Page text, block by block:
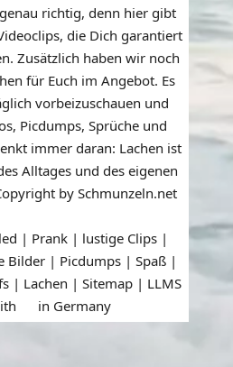
richtig, denn hier gibt
die Dich garantiert
Zusätzlich haben wir noch
für Euch im Angebot. Es
vorbeizuschauen und
Picdumps, Sprüche und
immer daran: Lachen ist
Alltages und des eigenen
by Schmunzeln.net
| Prank | lustige Clips |
Bilder | Picdumps | Spaß |
| Lachen | Sitemap | LLMS
in Germany